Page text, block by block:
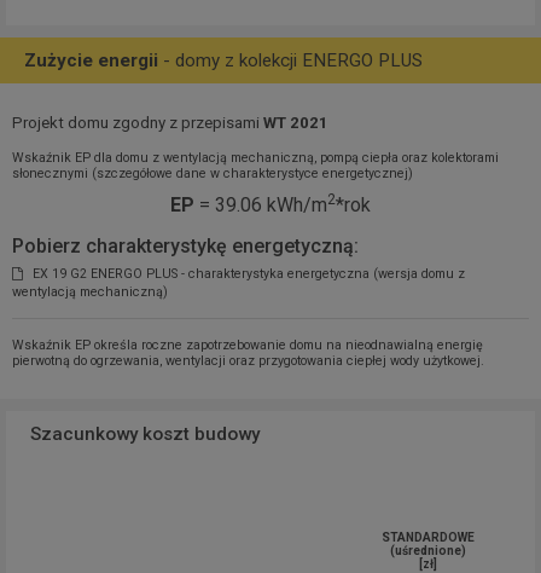
Zużycie energii - domy z kolekcji ENERGO PLUS
Projekt domu zgodny z przepisami WT 2021
Wskaźnik EP dla domu z wentylacją mechaniczną, pompą ciepła oraz kolektorami
słonecznymi (szczegółowe dane w charakterystyce energetycznej)
EP = 39.06 kWh/m2*rok
Pobierz charakterystykę energetyczną:
EX 19 G2 ENERGO PLUS - charakterystyka energetyczna (wersja domu z
wentylacją mechaniczną)
Wskaźnik EP określa roczne zapotrzebowanie domu na nieodnawialną energię
pierwotną do ogrzewania, wentylacji oraz przygotowania ciepłej wody użytkowej.
Szacunkowy koszt budowy
STANDARDOWE
(uśrednione)
[zł]